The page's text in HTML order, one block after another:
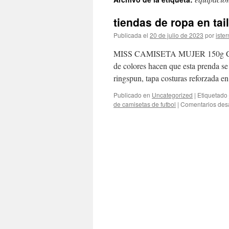
contenido
tiendas de ropa en
Publicada el 20 de julio de 2023 por
MISS CAMISETA MUJER 150g
de colores hacen que esta prenda
ringspun, tapa costuras reforzada
Publicado en Uncategorized | Etiquetado
de camisetas de futbol | Comentarios